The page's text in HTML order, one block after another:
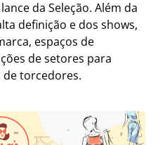
da Seleção. Além da
definição e dos shows,
espaços de
de setores para
torcedores.